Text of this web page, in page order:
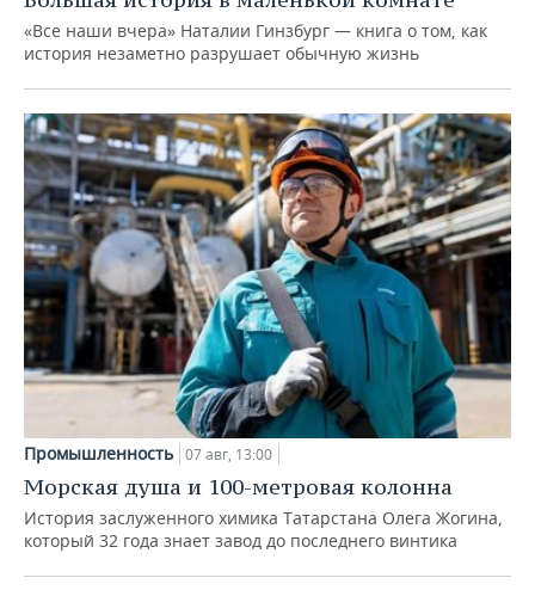
«Все наши вчера» Наталии Гинзбург — книга о том, как
история незаметно разрушает обычную жизнь
Промышленность 07 авг, 13:00
Морская душа и 100-метровая колонна
История заслуженного химика Татарстана Олега Жогина,
который 32 года знает завод до последнего винтика